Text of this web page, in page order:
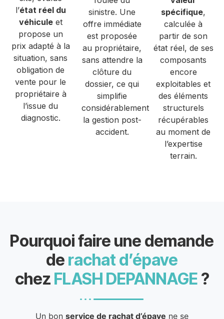
l’état réel du
véhiculeet
propose un
prix adapté à la
situation, sans
obligation de
vente pour le
propriétaire à
l’issue du
diagnostic.
sinistre. Une
offre immédiate
est proposée
au propriétaire,
sans attendre la
clôture du
dossier, ce qui
simplifie
considérablement
la gestion post-
accident.
spécifique,
calculée à
partir de son
état réel, de ses
composants
encore
exploitables et
des éléments
structurels
récupérables
au moment de
l’expertise
terrain.
Pourquoi faire une demande
de rachat d’épave
chez FLASH DEPANNAGE ?
Un bon service de rachat d’épave ne se